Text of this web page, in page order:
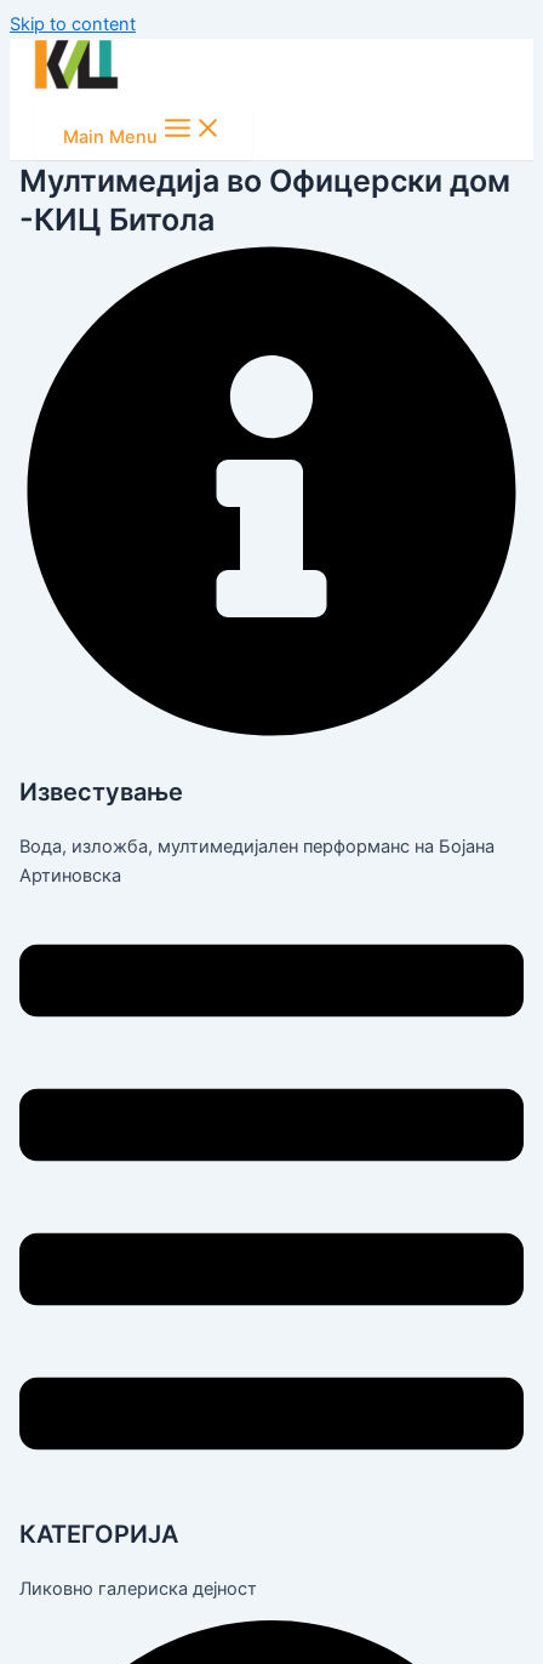
Skip to content
Main Menu
Мултимедија во Офицерски дом
-КИЦ Битола
Известување
Вода, изложба, мултимедијален перформанс на Бојана
Артиновска
КАТЕГОРИЈА
Ликовно галериска дејност